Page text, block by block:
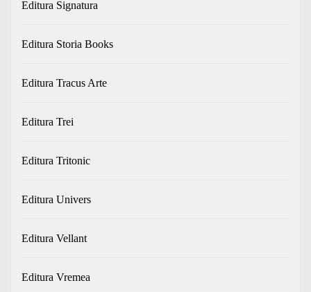
Editura Signatura
Editura Storia Books
Editura Tracus Arte
Editura Trei
Editura Tritonic
Editura Univers
Editura Vellant
Editura Vremea